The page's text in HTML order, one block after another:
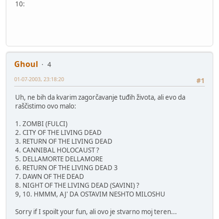
10:
Ghoul
4
#1
01-07-2003, 23:18:20
Uh, ne bih da kvarim zagorčavanje tuđih života, ali evo da
raščistimo ovo malo:
1. ZOMBI (FULCI)
2. CITY OF THE LIVING DEAD
3. RETURN OF THE LIVING DEAD
4. CANNIBAL HOLOCAUST ?
5. DELLAMORTE DELLAMORE
6. RETURN OF THE LIVING DEAD 3
7. DAWN OF THE DEAD
8. NIGHT OF THE LIVING DEAD (SAVINI) ?
9, 10. HMMM, AJ' DA OSTAVIM NESHTO MILOSHU
Sorry if I spoilt your fun, ali ovo je stvarno moj teren...